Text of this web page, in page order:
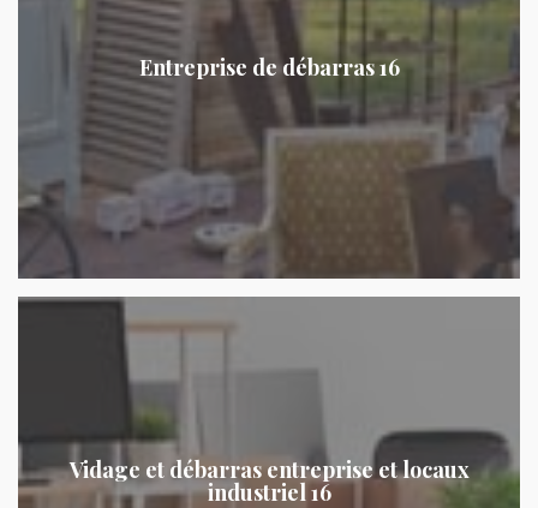
Entreprise de débarras 16
Vidage et débarras entreprise et locaux
industriel 16